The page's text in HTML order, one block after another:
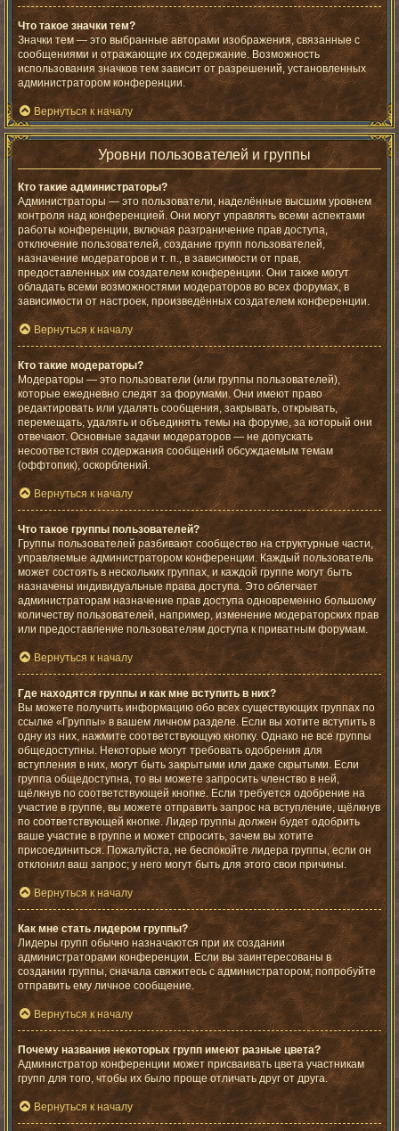
Что такое значки тем?
Значки тем — это выбранные авторами изображения, связанные с
сообщениями и отражающие их содержание. Возможность
использования значков тем зависит от разрешений, установленных
администратором конференции.
Вернуться к началу
Уровни пользователей и группы
Кто такие администраторы?
Администраторы — это пользователи, наделённые высшим уровнем
контроля над конференцией. Они могут управлять всеми аспектами
работы конференции, включая разграничение прав доступа,
отключение пользователей, создание групп пользователей,
назначение модераторов и т. п., в зависимости от прав,
предоставленных им создателем конференции. Они также могут
обладать всеми возможностями модераторов во всех форумах, в
зависимости от настроек, произведённых создателем конференции.
Вернуться к началу
Кто такие модераторы?
Модераторы — это пользователи (или группы пользователей),
которые ежедневно следят за форумами. Они имеют право
редактировать или удалять сообщения, закрывать, открывать,
перемещать, удалять и объединять темы на форуме, за который они
отвечают. Основные задачи модераторов — не допускать
несоответствия содержания сообщений обсуждаемым темам
(оффтопик), оскорблений.
Вернуться к началу
Что такое группы пользователей?
Группы пользователей разбивают сообщество на структурные части,
управляемые администратором конференции. Каждый пользователь
может состоять в нескольких группах, и каждой группе могут быть
назначены индивидуальные права доступа. Это облегчает
администраторам назначение прав доступа одновременно большому
количеству пользователей, например, изменение модераторских прав
или предоставление пользователям доступа к приватным форумам.
Вернуться к началу
Где находятся группы и как мне вступить в них?
Вы можете получить информацию обо всех существующих группах по
ссылке «Группы» в вашем личном разделе. Если вы хотите вступить в
одну из них, нажмите соответствующую кнопку. Однако не все группы
общедоступны. Некоторые могут требовать одобрения для
вступления в них, могут быть закрытыми или даже скрытыми. Если
группа общедоступна, то вы можете запросить членство в ней,
щёлкнув по соответствующей кнопке. Если требуется одобрение на
участие в группе, вы можете отправить запрос на вступление, щёлкнув
по соответствующей кнопке. Лидер группы должен будет одобрить
ваше участие в группе и может спросить, зачем вы хотите
присоединиться. Пожалуйста, не беспокойте лидера группы, если он
отклонил ваш запрос; у него могут быть для этого свои причины.
Вернуться к началу
Как мне стать лидером группы?
Лидеры групп обычно назначаются при их создании
администраторами конференции. Если вы заинтересованы в
создании группы, сначала свяжитесь с администратором; попробуйте
отправить ему личное сообщение.
Вернуться к началу
Почему названия некоторых групп имеют разные цвета?
Администратор конференции может присваивать цвета участникам
групп для того, чтобы их было проще отличать друг от друга.
Вернуться к началу